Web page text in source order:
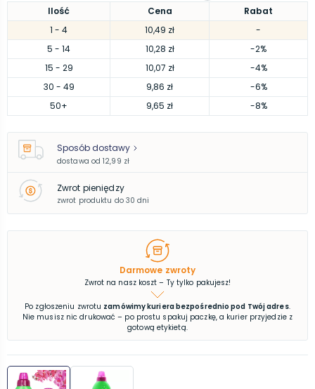
Ilość Cena
Rabat
1 - 4 10,49 zł
-
5 - 14 10,28 zł
-2%
15 - 29 10,07 zł
-4%
30 - 49 9,86 zł
-6%
50+ 9,65 zł -8%
Sposób dostawy
dostawa od 12,99 zł
Zwrot pieniędzy
zwrot produktu do 30 dni
Darmowe zwroty
Zwrot na nasz koszt – Ty tylko pakujesz!
Po zgłoszeniu zwrotu zamówimy kuriera bezpośrednio pod Twój adres.
Nie musisz nic drukować – po prostu spakuj paczkę, a kurier przyjedzie z
gotową etykietą.